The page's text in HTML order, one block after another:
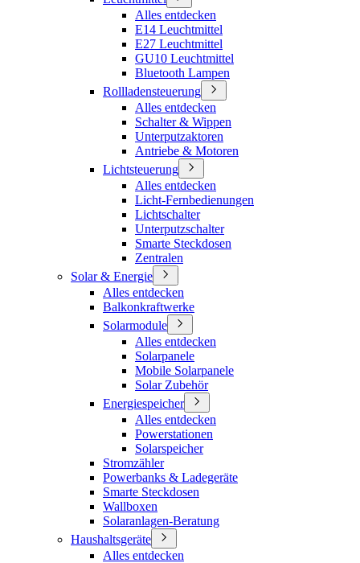
Alles entdecken
E14 Leuchtmittel
E27 Leuchtmittel
GU10 Leuchtmittel
Bluetooth Lampen
Rollladensteuerung
Alles entdecken
Schalter & Wippen
Unterputzaktoren
Antriebe & Motoren
Lichtsteuerung
Alles entdecken
Licht-Fernbedienungen
Lichtschalter
Unterputzschalter
Smarte Steckdosen
Zentralen
Solar & Energie
Alles entdecken
Balkonkraftwerke
Solarmodule
Alles entdecken
Solarpanele
Mobile Solarpanele
Solar Zubehör
Energiespeicher
Alles entdecken
Powerstationen
Solarspeicher
Stromzähler
Powerbanks & Ladegeräte
Smarte Steckdosen
Wallboxen
Solaranlagen-Beratung
Haushaltsgeräte
Alles entdecken